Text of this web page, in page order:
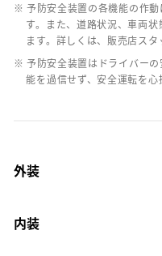
※ 予防安全装置の各機能の作
す。また、道路状況、車両
ます。詳しくは、販売店スタ
※ 予防安全装置はドライバー
能を過信せず、安全運転を心
外装
内装